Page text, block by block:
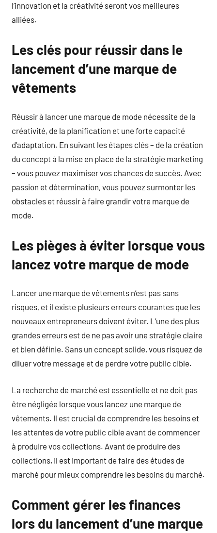
l’innovation et la créativité seront vos meilleures
alliées.
Les clés pour réussir dans le
lancement d’une marque de
vêtements
Réussir à lancer une marque de mode nécessite de la
créativité, de la planification et une forte capacité
d’adaptation. En suivant les étapes clés – de la création
du concept à la mise en place de la stratégie marketing
– vous pouvez maximiser vos chances de succès. Avec
passion et détermination, vous pouvez surmonter les
obstacles et réussir à faire grandir votre marque de
mode.
Les pièges à éviter lorsque vous
lancez votre marque de mode
Lancer une marque de vêtements n’est pas sans
risques, et il existe plusieurs erreurs courantes que les
nouveaux entrepreneurs doivent éviter. L’une des plus
grandes erreurs est de ne pas avoir une stratégie claire
et bien définie. Sans un concept solide, vous risquez de
diluer votre message et de perdre votre public cible.
La recherche de marché est essentielle et ne doit pas
être négligée lorsque vous lancez une marque de
vêtements. Il est crucial de comprendre les besoins et
les attentes de votre public cible avant de commencer
à produire vos collections. Avant de produire des
collections, il est important de faire des études de
marché pour mieux comprendre les besoins du marché.
Comment gérer les finances
lors du lancement d’une marque